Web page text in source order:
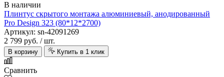
В наличии
Плинтус скрытого монтажа алюминиевый, анодированный
Pro Design 323 (80*12*2700)
Артикул: sn-42091269
2 799 руб. / шт.
В корзину Купить в 1 клик
Сравнить